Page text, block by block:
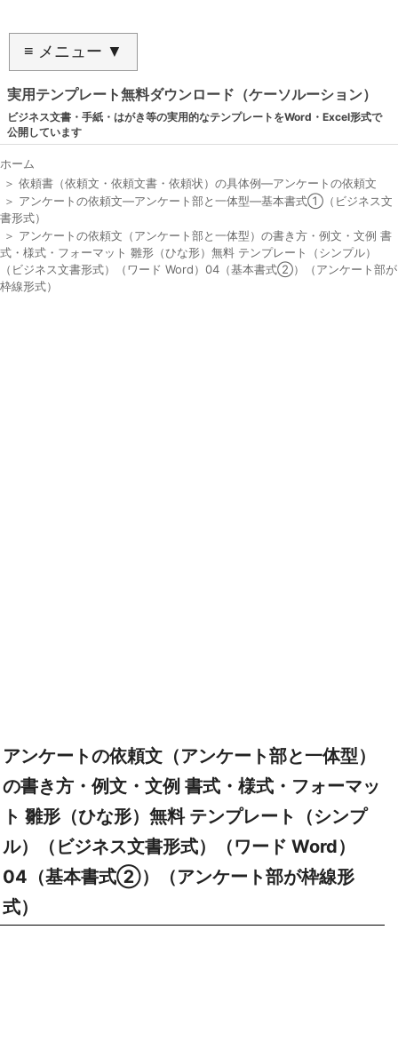
≡ メニュー ▼
実用テンプレート無料ダウンロード（ケーソルーション）
ビジネス文書・手紙・はがき等の実用的なテンプレートをWord・Excel形式で
公開しています
ホーム
＞ 依頼書（依頼文・依頼文書・依頼状）の具体例―アンケートの依頼文
＞ アンケートの依頼文―アンケート部と一体型―基本書式①（ビジネス文
書形式）
＞ アンケートの依頼文（アンケート部と一体型）の書き方・例文・文例 書
式・様式・フォーマット 雛形（ひな形）無料 テンプレート（シンプル）
（ビジネス文書形式）（ワード Word）04（基本書式②）（アンケート部が
枠線形式）
アンケートの依頼文（アンケート部と一体型）
の書き方・例文・文例 書式・様式・フォーマッ
ト 雛形（ひな形）無料 テンプレート（シンプ
ル）（ビジネス文書形式）（ワード Word）
04（基本書式②）（アンケート部が枠線形
式）